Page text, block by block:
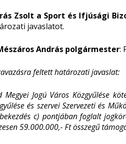
Zsolt a Sport és Ifjúsági
javaslatot.
András polgármester:
feltett határozati javaslat:
Megyei Jogú Város Közgyűlése
és szervei Szervezeti és
c) pontjában foglalt
59.000.000,- Ft összegű